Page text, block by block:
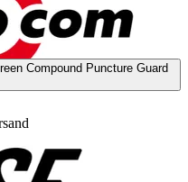
Compound Puncture Guard